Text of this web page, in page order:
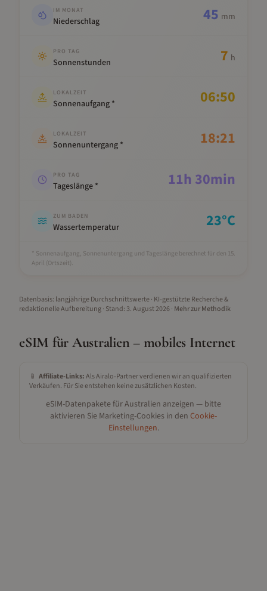
IM MONAT
Niederschlag 45 mm
PRO TAG
Sonnenstunden 7 h
LOKALZEIT
Sonnenaufgang * 06:50
LOKALZEIT
Sonnenuntergang * 18:21
PRO TAG
Tageslänge * 11h 30min
ZUM BADEN
Wassertemperatur 23°C
* Sonnenaufgang, Sonnenuntergang und Tageslänge berechnet für den 15.
April (Ortszeit).
Datenbasis: langjährige Durchschnittswerte · KI-gestützte Recherche &
redaktionelle Aufbereitung· Stand: 3. August 2026· Mehr zur Methodik
eSIM für Australien – mobiles Internet
📱 Affiliate-Links:Als Airalo-Partner verdienen wir an qualifizierten
Verkäufen. Für Sie entstehen keine zusätzlichen Kosten.
eSIM-Datenpakete fürAustralien anzeigen — bitte
aktivieren Sie Marketing-Cookies in den Cookie-
Einstellungen.